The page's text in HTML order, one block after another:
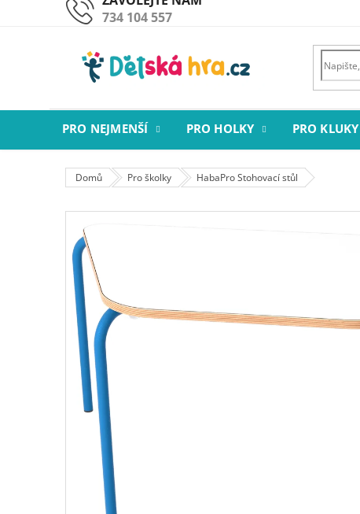
734 104 557
PRO NEJMENŠÍ PRO HOLKY PRO KLUKY
Domů Pro školky HabaPro Stohovací stůl